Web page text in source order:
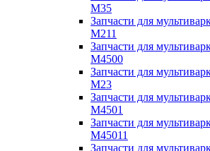
M35
Запчасти для
M211
Запчасти для
M4500
Запчасти для
M23
Запчасти для
M4501
Запчасти для
M45011
Запчасти для